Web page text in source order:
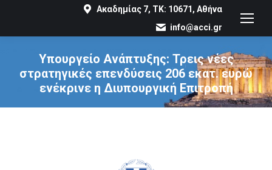
Ακαδημίας 7, ΤΚ: 10671, Αθήνα
info@acci.gr
Υπουργείο Ανάπτυξης: Τρεις νέες
στρατηγικές επενδύσεις 206 εκατ. ευρώ
ενέκρινε η Διυπουργική Επιτροπή
You are here: